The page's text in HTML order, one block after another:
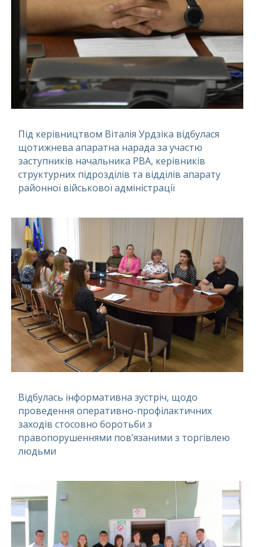
Під керівництвом Віталія Урдзіка відбулася
щотижнева апаратна нарада за участю
заступників начальника РВА, керівників
структурних підрозділів та відділів апарату
районної військової адміністрації
Відбулась інформативна зустріч, щодо
проведення оперативно-профілактичних
заходів стосовно боротьби з
правопорушеннями пов’язаними з торгівлею
людьми